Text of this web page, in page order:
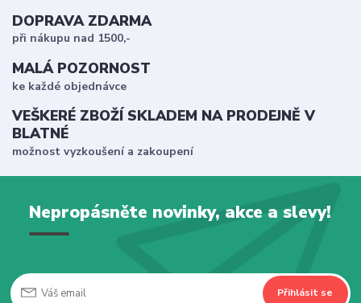
DOPRAVA ZDARMA
při nákupu nad 1500,-
MALÁ POZORNOST
ke každé objednávce
VEŠKERÉ ZBOŽÍ SKLADEM NA PRODEJNĚ V
BLATNÉ
možnost vyzkoušení a zakoupení
Nepropásněte novinky, akce a slevy!
Přihlásit se